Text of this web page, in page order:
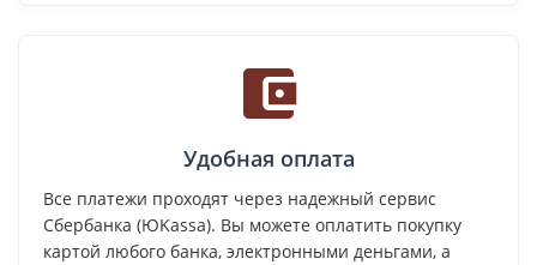
Удобная оплата
Все платежи проходят через надежный сервис
Сбербанка (ЮKassa). Вы можете оплатить покупку
картой любого банка, электронными деньгами, а